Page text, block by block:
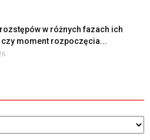
w różnych fazach ich
moment rozpoczęcia...